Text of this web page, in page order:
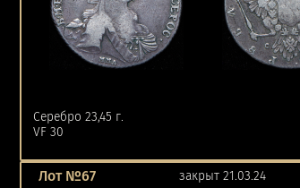
Серебро 23,45 г.
VF 30
Лот №67 закрыт 21.03.24